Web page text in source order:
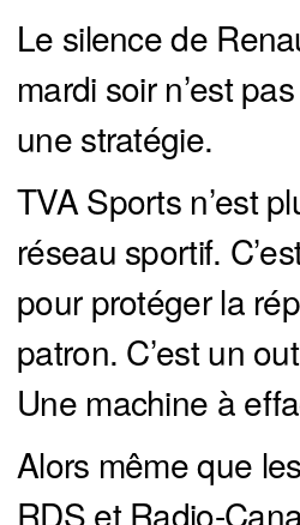
Le silence de
mardi soir n’est
une stratégie.
TVA Sports n’est
réseau sportif.
pour protéger la
patron. C’est un
Une machine à
Alors même que
RDS et Radio-